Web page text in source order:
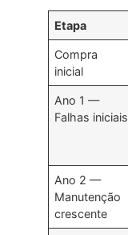
Etapa
Compra
inicial
Ano 1 —
Falhas iniciais
Ano 2 —
Manutenção
crescente